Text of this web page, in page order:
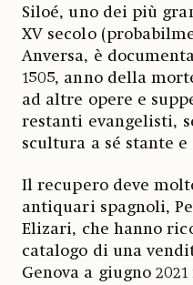
Siloé, uno dei più
XV secolo
Anversa, è
1505, anno della
ad altre opere e
restanti evangelisti,
scultura a sé stante e
Il recupero deve
antiquari spagnoli,
Elizari, che hanno
catalogo di una
Genova a giugno